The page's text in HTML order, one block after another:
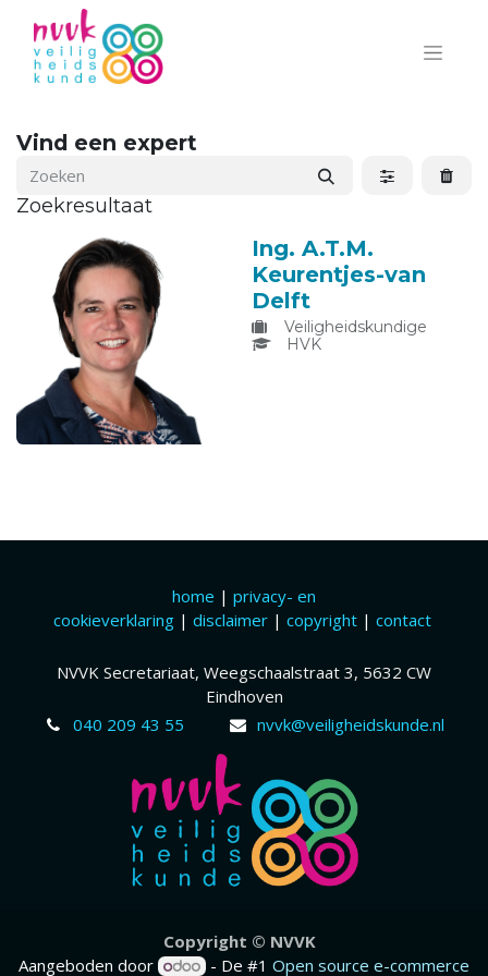
Vind een expert
Zoekresultaat
Ing. A.T.M.
Keurentjes-van
Delft
Veiligheidskundige
HVK
home | privacy- en
cookieverklaring| disclaimer | copyright| contact
NVVK Secretariaat, Weegschaalstraat 3, 5632 CW
Eindhoven
040 209 43 55
nvvk@veiligheidskunde.nl
Copyr​ight © NVVK
Aangeboden door
- De #1 Open source e-commerce